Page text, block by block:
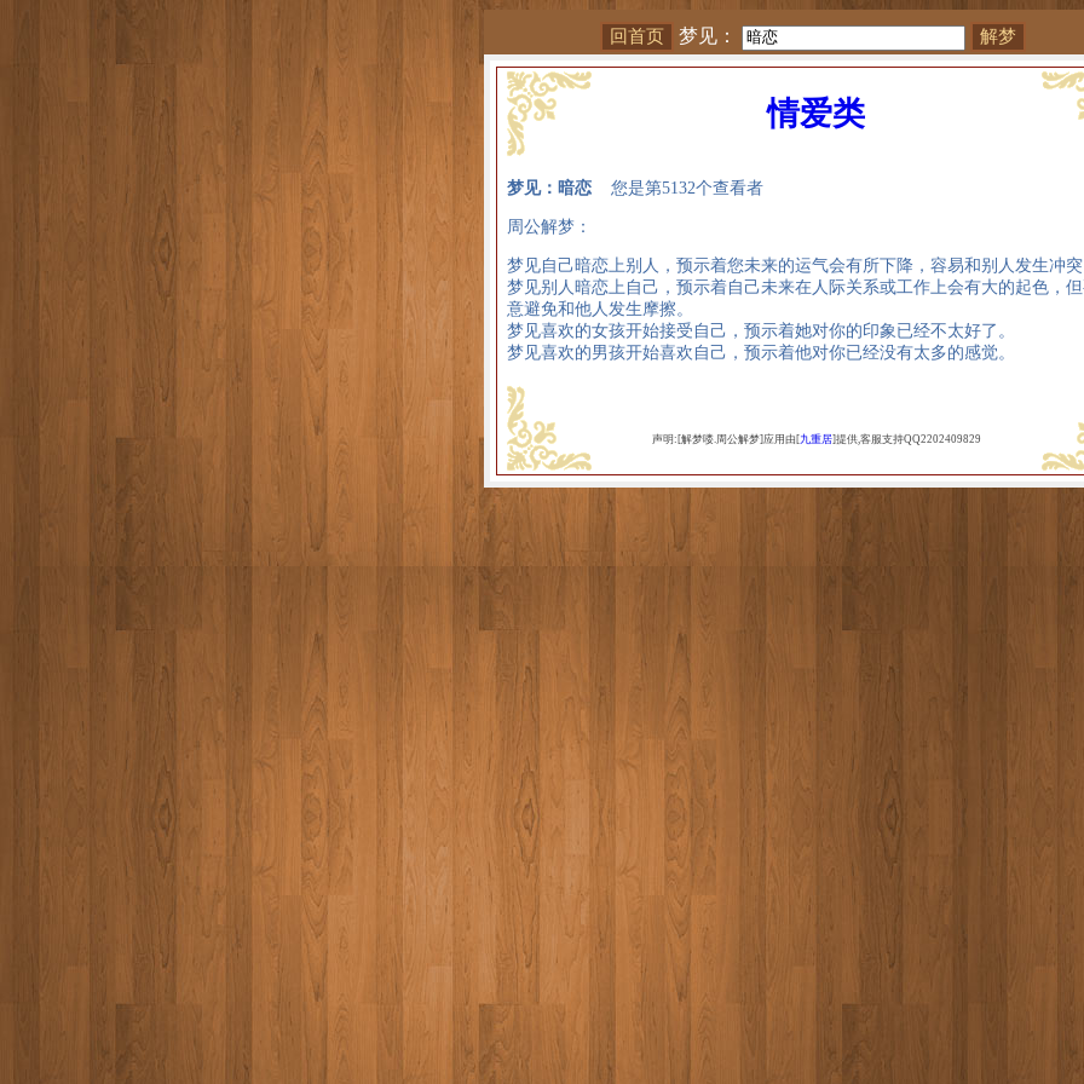
梦见：
情爱类
梦见：暗恋您是第5132个查看者
周公解梦：
梦见自己暗恋上别人，预示着您未来的运气会有所下降，容易和别人发生冲
梦见别人暗恋上自己，预示着自己未来在人际关系或工作上会有大的起色，
意避免和他人发生摩擦。
梦见喜欢的女孩开始接受自己，预示着她对你的印象已经不太好了。
梦见喜欢的男孩开始喜欢自己，预示着他对你已经没有太多的感觉。
声明:[解梦喽.周公解梦]应用由[九重居]提供,客服支持QQ2202409829